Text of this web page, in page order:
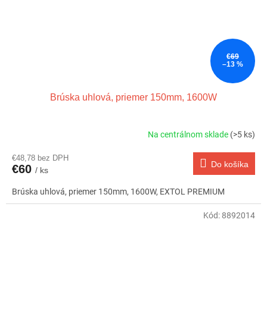
€69
–13 %
Brúska uhlová, priemer 150mm, 1600W
Na centrálnom sklade (>5 ks)
€48,78 bez DPH
€60 / ks
Do košíka
Brúska uhlová, priemer 150mm, 1600W, EXTOL PREMIUM
Kód: 8892014